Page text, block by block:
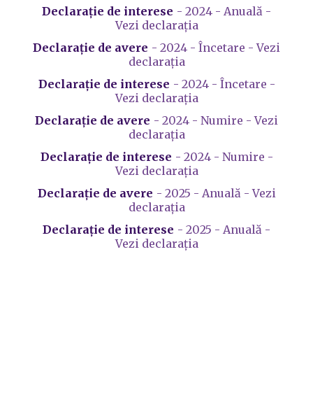
Declarație de interese - 2024 - Anuală -
Vezi declarația
Declarație de avere - 2024 - Încetare - Vezi
declarația
Declarație de interese - 2024 - Încetare -
Vezi declarația
Declarație de avere - 2024 - Numire - Vezi
declarația
Declarație de interese - 2024 - Numire -
Vezi declarația
Declarație de avere - 2025 - Anuală - Vezi
declarația
Declarație de interese - 2025 - Anuală -
Vezi declarația